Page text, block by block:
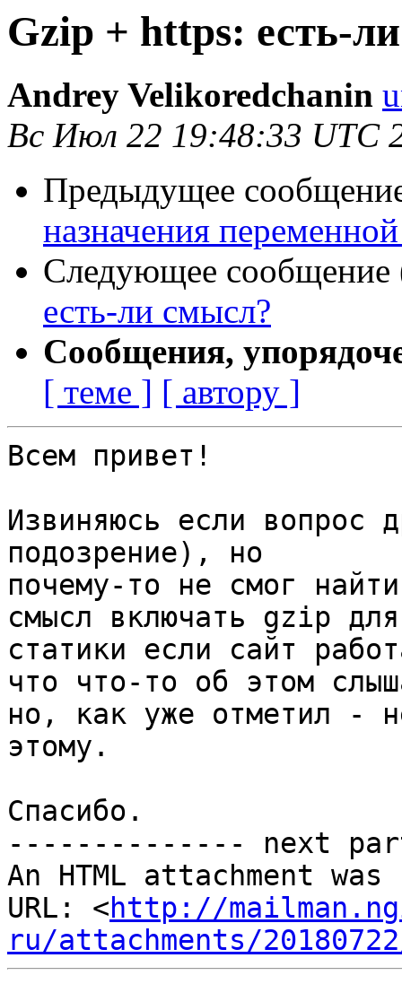
Gzip + https: есть-
Andrey Velikoredchanin
Вс Июл 22 19:48:33 UTC
Предыдущее
назначения
Следующее сообщение
есть-ли смысл?
Сообщения,
[ теме ] [ автору ]
Всем привет!
Извиняюсь если вопрос
подозрение), но
почему-то не смог
смысл включать gzip для
статики если сайт
что что-то об этом
но, как уже отметил -
этому.
Спасибо.
-------------- next
An HTML attachment
URL: <http://
ru/attachments/